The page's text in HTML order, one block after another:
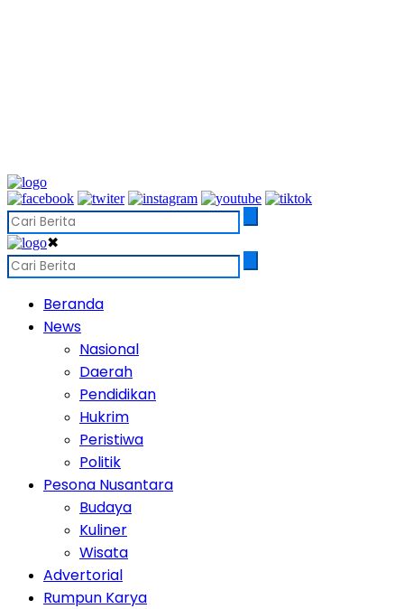
✖
Beranda
News
Nasional
Daerah
Pendidikan
Hukrim
Peristiwa
Politik
Pesona Nusantara
Budaya
Kuliner
Wisata
Advertorial
Rumpun Karya